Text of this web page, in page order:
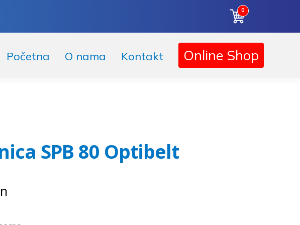
0
Početna O nama Kontakt Online Shop
SPB 80 Optibelt